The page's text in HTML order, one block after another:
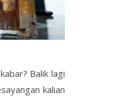
Balik lagi
kalian